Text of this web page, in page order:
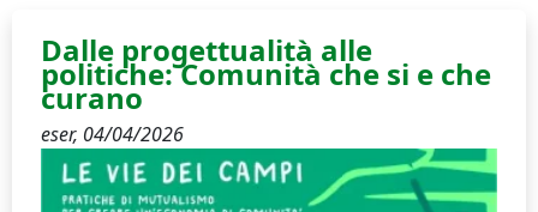
Dalle progettualità alle
politiche: Comunità che si e che
curano
eser, 04/04/2026